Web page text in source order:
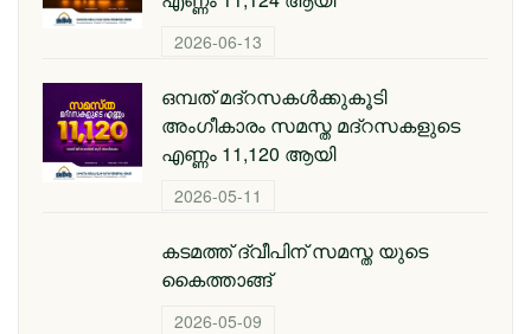
2026-06-13
ഒമ്പത് മദ്റസകള്‍ക്കുകൂടി
അംഗീകാരം സമസ്ത മദ്റസകളുടെ
എണ്ണം 11,120 ആയി
2026-05-11
കടമത്ത് ദ്വീപിന് സമസ്ത യുടെ
കൈത്താങ്ങ്
2026-05-09